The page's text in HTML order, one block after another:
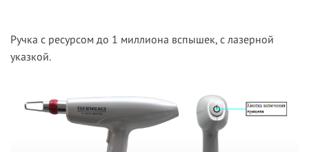
Ручка с ресурсом до 1 миллиона вспышек, с лазерной
указкой.